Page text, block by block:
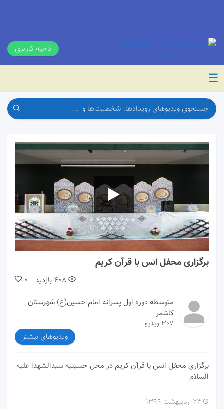
ناحیه کاربری
☰
00:00 00:59
برگزاری محفل انس با قرآن کریم
0 408 بازدید
متوسطه دوره اول پسرانه امام حسین(ع) شهرستان
کاشمر
307 ویدیو
ویدیوهای بیشتر
برگزاری محفل انس با قرآن کریم در محل حسینیه سیدالشهدا علیه
السلام
۲۳ اردیبهشت ۱۳۹۹